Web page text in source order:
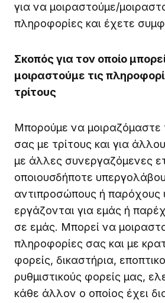
για να μοιραστούμε/
πληροφορίες και έχετε
Σκοπός για τον οποίο
μοιραστούμε τις
τρίτους
Μπορούμε να μοιραζόμαστε
σας με τρίτους και για
με άλλες συνεργαζόμενες
οποιουσδήποτε
αντιπροσώπους ή παρόχους
εργάζονται για εμάς ή
σε εμάς. Μπορεί να
πληροφορίες σας και με
φορείς, δικαστήρια,
ρυθμιστικούς φορείς μας,
κάθε άλλον ο οποίος έχει